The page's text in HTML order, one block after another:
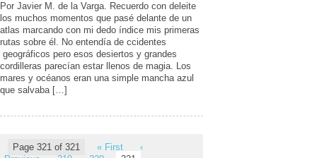
Por Javier M. de la Varga. Recuerdo con deleite
los muchos momentos que pasé delante de un
atlas marcando con mi dedo índice mis primeras
rutas sobre él. No entendía de ccidentes
geográficos pero esos desiertos y grandes
cordilleras parecían estar llenos de magia. Los
mares y océanos eran una simple mancha azul
que salvaba […]
Page 321 of 321 « First
‹